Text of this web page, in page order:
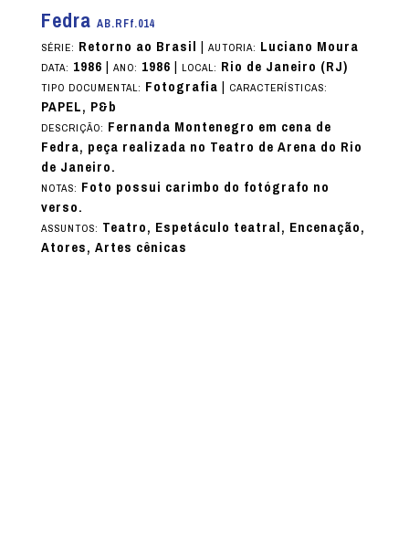
Fedra AB.RFf.014
SÉRIE: Retorno ao Brasil | AUTORIA: Luciano Moura
DATA: 1986| ANO: 1986| LOCAL: Rio de Janeiro (RJ)
TIPO DOCUMENTAL: Fotografia| CARACTERÍSTICAS:
PAPEL, P&b
DESCRIÇÃO: Fernanda Montenegro em cena de
Fedra, peça realizada no Teatro de Arena do Rio
de Janeiro.
NOTAS: Foto possui carimbo do fotógrafo no
verso.
ASSUNTOS: Teatro, Espetáculo teatral, Encenação,
Atores, Artes cênicas